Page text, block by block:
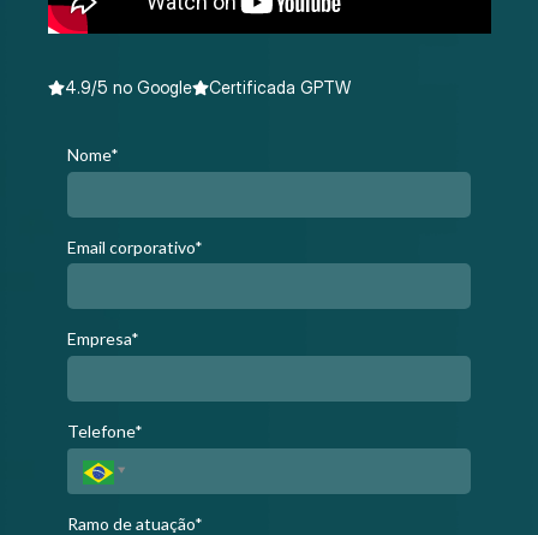
4.9/5 no Google Certificada GPTW
Nome*
Email corporativo*
Empresa*
Telefone*
Ramo de atuação*